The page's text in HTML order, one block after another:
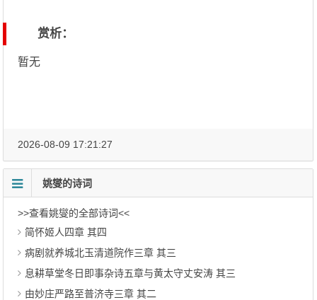
赏析：
暂无
2026-08-09 17:21:27
姚燮的诗词
>>查看姚燮的全部诗词<<
简怀姬人四章 其四
病剧就养城北玉清道院作三章 其三
息耕草堂冬日即事杂诗五章与黄太守丈安涛 其三
由妙庄严路至普济寺三章 其二